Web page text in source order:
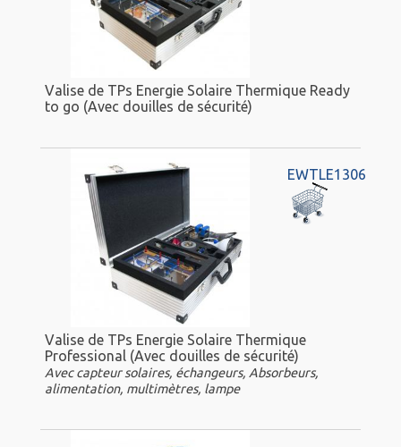
Valise de TPs Energie Solaire Thermique Ready
to go (Avec douilles de sécurité)
EWTLE1306
Valise de TPs Energie Solaire Thermique
Professional (Avec douilles de sécurité)
Avec capteur solaires, échangeurs, Absorbeurs,
alimentation, multimètres, lampe